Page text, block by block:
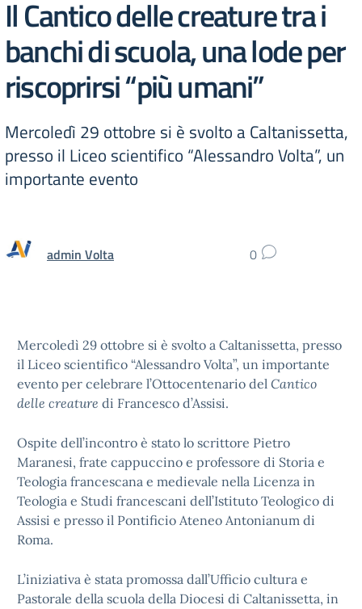
Il Cantico delle creature tra i
banchi di scuola, una lode per
riscoprirsi “più umani”
Mercoledì 29 ottobre si è svolto a Caltanissetta,
presso il Liceo scientifico “Alessandro Volta”, un
importante evento
admin Volta 0
Mercoledì 29 ottobre si è svolto a Caltanissetta, presso
il Liceo scientifico “Alessandro Volta”, un importante
evento per celebrare l’Ottocentenario del Cantico
delle creature di Francesco d’Assisi.
Ospite dell’incontro è stato lo scrittore Pietro
Maranesi, frate cappuccino e professore di Storia e
Teologia francescana e medievale nella Licenza in
Teologia e Studi francescani dell’Istituto Teologico di
Assisi e presso il Pontificio Ateneo Antonianum di
Roma.
L’iniziativa è stata promossa dall’Ufficio cultura e
Pastorale della scuola della Diocesi di Caltanissetta, in